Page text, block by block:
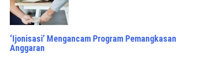
‘Ijonisasi’ Mengancam Program Pemangkasan
Anggaran